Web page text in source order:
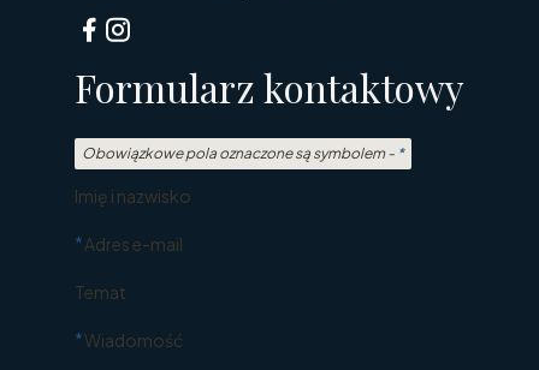
Formularz kontaktowy
Obowiązkowe pola oznaczone są symbolem - *
Imię i nazwisko
*Adres e-mail
Temat
*Wiadomość